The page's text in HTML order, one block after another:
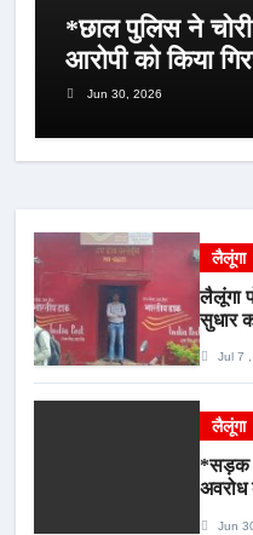
*छाल पुलिस ने
आरोपी को किया
Jun 30, 2026
लैलूंगा
लैलूंगा
सुधार
Jul 7
लैलूंगा
*सड़क
अवरोध
Jun